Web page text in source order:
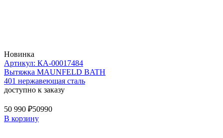
Новинка
Артикул: КА-00017484
Вытяжка MAUNFELD BATH
401 нержавеющая сталь
доступно к заказу
50 990 ₽50990
В корзину